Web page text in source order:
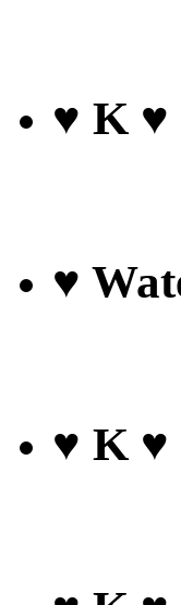
♥ K ♥
♥
♥ K ♥